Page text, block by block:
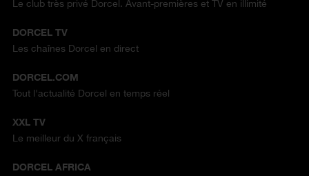
Le club très privé Dorcel. Avant-premières et TV en illimité
DORCEL TV
Les chaînes Dorcel en direct
DORCEL.COM
Tout l'actualité Dorcel en temps réel
XXL TV
Le meilleur du X français
DORCEL AFRICA